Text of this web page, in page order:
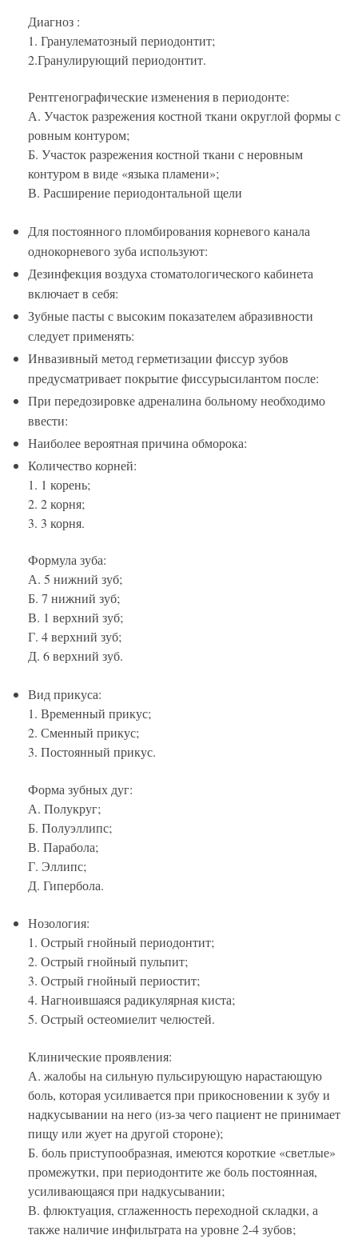
Диагноз :
1. Гранулематозный периодонтит;
2.Гранулирующий периодонтит.
Рентгенографические изменения в периодонте:
А. Участок разрежения костной ткани округлой формы с
ровным контуром;
Б. Участок разрежения костной ткани с неровным
контуром в виде «языка пламени»;
В. Расширение периодонтальной щели
Для постоянного пломбирования корневого канала
однокорневого зуба используют:
Дезинфекция воздуха стоматологического кабинета
включает в себя:
Зубные пасты с высоким показателем абразивности
следует применять:
Инвазивный метод герметизации фиссур зубов
предусматривает покрытие фиссурысилантом после:
При передозировке адреналина больному необходимо
ввести:
Наиболее вероятная причина обморока:
Количество корней:
1. 1 корень;
2. 2 корня;
3. 3 корня.
Формула зуба:
А. 5 нижний зуб;
Б. 7 нижний зуб;
В. 1 верхний зуб;
Г. 4 верхний зуб;
Д. 6 верхний зуб.
Вид прикуса:
1. Временный прикус;
2. Сменный прикус;
3. Постоянный прикус.
Форма зубных дуг:
А. Полукруг;
Б. Полуэллипс;
В. Парабола;
Г. Эллипс;
Д. Гипербола.
Нозология:
1. Острый гнойный периодонтит;
2. Острый гнойный пульпит;
3. Острый гнойный периостит;
4. Нагноившаяся радикулярная киста;
5. Острый остеомиелит челюстей.
Клинические проявления:
А. жалобы на сильную пульсирующую нарастающую
боль, которая усиливается при прикосновении к зубу и
надкусывании на него (из-за чего пациент не принимает
пищу или жует на другой стороне);
Б. боль приступообразная, имеются короткие «светлые»
промежутки, при периодонтите же боль постоянная,
усиливающаяся при надкусывании;
В. флюктуация, сглаженность переходной складки, а
также наличие инфильтрата на уровне 2-4 зубов;